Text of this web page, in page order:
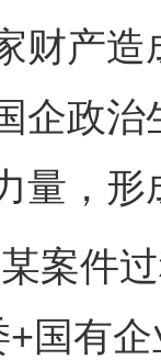
财产造
企政
量，形
件过
国有